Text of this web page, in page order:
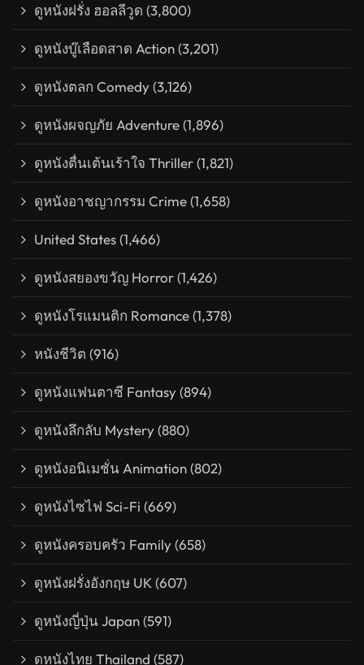
ดูหนังฝรั่ง ฮอลลีวูด (3,800)
ดูหนังบู๊เลือดสาด Action(3,201)
ดูหนังตลก Comedy(3,126)
ดูหนังผจญภัย Adventure(1,896)
ดูหนังตื่นเต้นเร้าใจ Thriller(1,821)
ดูหนังอาชญากรรม Crime(1,658)
United States(1,466)
ดูหนังสยองขวัญ Horror(1,426)
ดูหนังโรแมนติก Romance(1,378)
หนังชีวิต (916)
ดูหนังแฟนตาซี Fantasy(894)
ดูหนังลึกลับ Mystery(880)
ดูหนังอนิเมชั่น Animation(802)
ดูหนังไซไฟ Sci-Fi (669)
ดูหนังครอบครัว Family(658)
ดูหนังฝรั่งอังกฤษ UK(607)
ดูหนังญี่ปุ่น Japan(591)
ดูหนังไทย Thailand (587)